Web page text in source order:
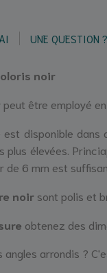
UNE QUESTION ?
noir
peut être employé
est disponible dans
plus élevées.
de 6 mm est
noir sont polis et
obtenez des
arrondis ?